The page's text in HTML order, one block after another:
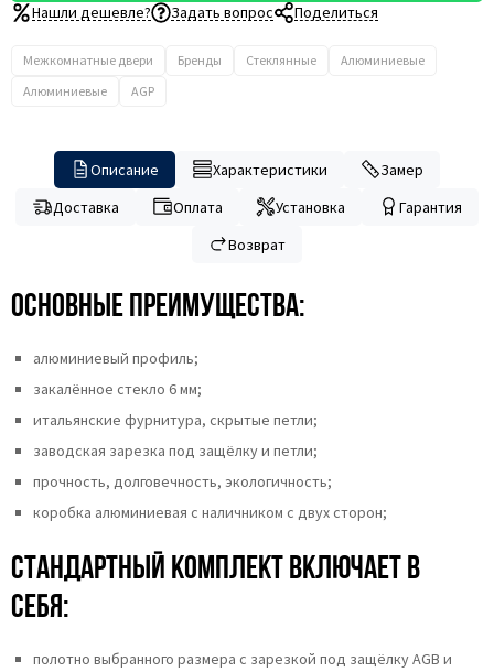
Нашли дешевле?
Задать вопрос Поделиться
Межкомнатные двери Бренды Стеклянные
Алюминиевые
Алюминиевые
AGP
Описание Характеристики
Замер
Доставка
Оплата Установка
Гарантия
Возврат
Основные преимущества:
алюминиевый профиль;
закалённое стекло 6 мм;
итальянские фурнитура, скрытые петли;
заводская зарезка под защёлку и петли;
прочность, долговечность, экологичность;
коробка алюминиевая с наличником с двух сторон;
Стандартный комплект включает в
себя:
полотно выбранного размера с зарезкой под защёлку AGB и